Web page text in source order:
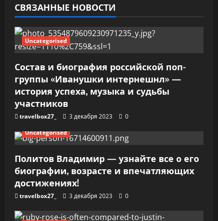
з
а
п
и
с
я
м
СВЯЗАННЫЕ НОВОСТИ
Uncategorised
Состав и биография российской поп-
группы «Иванушки интернешнл» —
история успеха, музыка и судьбы
участников
travelbox27_ 3 декабря 2023
0
Uncategorised
Политов Владимир — узнайте все о его
биографии, возрасте и впечатляющих
достижениях!
travelbox27_ 3 декабря 2023 0